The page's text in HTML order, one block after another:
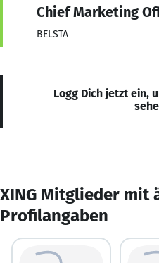
Chief Marketing
BELSTA
Logg Dich jetzt ein,
XING Mitglieder mit
Profilangaben